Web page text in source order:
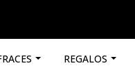
REGALOS